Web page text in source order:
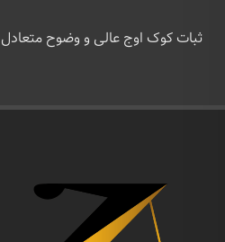
ثبات کوک اوج عالی و وضوح متعادل